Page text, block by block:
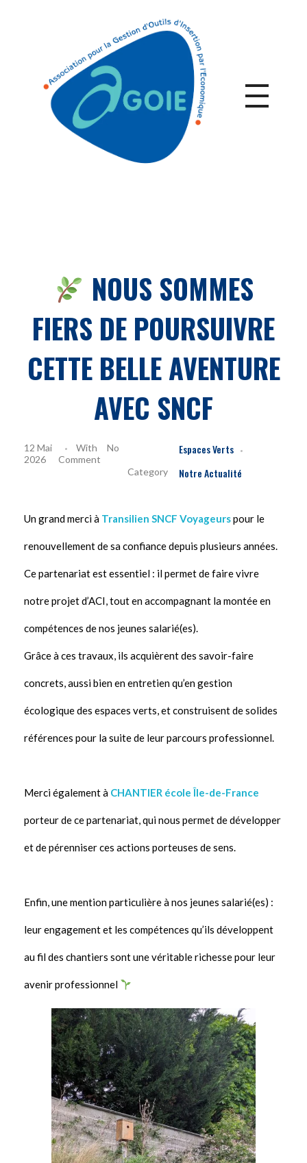
NOUS SOMMES
FIERS DE POURSUIVRE
CETTE BELLE AVENTURE
AVEC SNCF
12 Mai
2026
With
No
Comment
Espaces Verts
Notre Actualité
Un grand merci à Transilien SNCF Voyageurspour le
renouvellement de sa confiance depuis plusieurs années.
Ce partenariat est essentiel : il permet de faire vivre
notre projet d’ACI, tout en accompagnant la montée en
compétences de nos jeunes salarié(es).
Grâce à ces travaux, ils acquièrent des savoir-faire
concrets, aussi bien en entretien qu’en gestion
écologique des espaces verts, et construisent de solides
références pour la suite de leur parcours professionnel.
Merci également à CHANTIER école Île-de-France
porteur de ce partenariat, qui nous permet de développer
et de pérenniser ces actions porteuses de sens.
Enfin, une mention particulière à nos jeunes salarié(es) :
leur engagement et les compétences qu’ils développent
au fil des chantiers sont une véritable richesse pour leur
avenir professionnel